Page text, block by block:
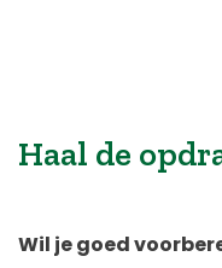
Haal de
Wil je goed